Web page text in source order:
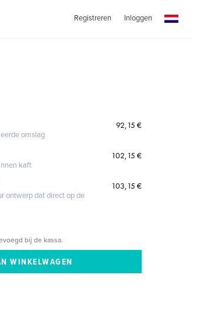
Registreren Inloggen
omslag
92,15 €
kaft
102,15 €
ontwerp dat direct op de
103,15 €
bij de kassa.